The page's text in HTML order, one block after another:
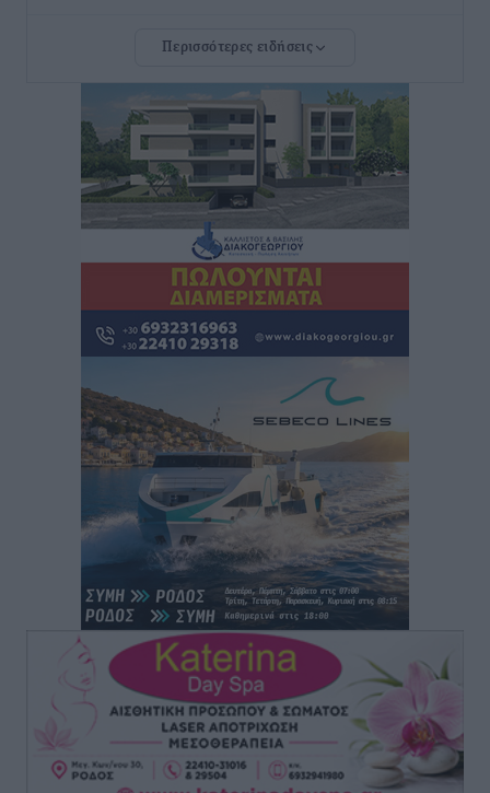
Ερώτηση στην Ευρωπαϊκή Επιτροπή για τις
ανακύκλωσης και ΧΥΤΑ και την επικίνδυνη έκθεση
σε καρκινογόνες τοξικές ουσίες
Ειδήσεις πριν 37 λεπτά
Συλλυπητήριο μήνυμα του Δημάρχου Ρόδου
Αλέξανδρου Κολιάδη για την απώλεια του Θοδωρή
Παπαθεοδώρου
πριν 40 λεπτά
Αναγέννηση Ασφενδιού: Με Ζαχαρία Ήλιο κάτω από
Αθλητικά• πριν 1 ώρα
Κατταβιά: Πρόεδρος ο Μανώλης Φραντζής, απέκτησε
τον νεαρό Καρακασιάν
Αθλητικά• πριν 1 ώρα
Ιάλυσος: Ένας Οικονομίδης στο… Οικονομίδειο!
Αθλητικά• πριν 1 ώρα
Ηρακλής Μαριτσών: “Πρώτη” με δύο ακόμα
παρόντες, πάει κανονικά στον Σωτήρα
πριν 1 ώρα
Ανατροπές στη Δημοτική Επιτροπή Ρόδου μετά την
Περισσότερες ειδήσεις